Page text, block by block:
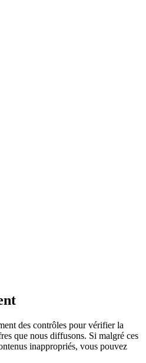
des contrôles pour vérifier la
que nous diffusons. Si malgré ces
inappropriés, vous pouvez